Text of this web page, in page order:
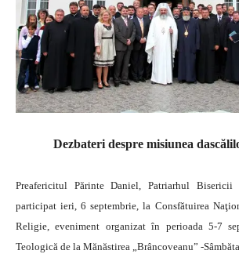
Dezbateri despre misiunea
Preafericitul Părinte Daniel, Patriarhul Bisericii
participat ieri, 6 septembrie, la Consfătuirea
Religie, eveniment organizat în perioada 5-7
Teologică de la Mănăstirea „Brâncoveanu” -